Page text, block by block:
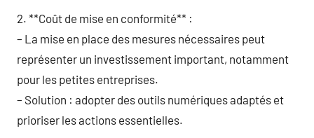
2. **Coût de mise en conformité** :
– La mise en place des mesures nécessaires peut
représenter un investissement important, notamment
pour les petites entreprises.
– Solution : adopter des outils numériques adaptés et
prioriser les actions essentielles.